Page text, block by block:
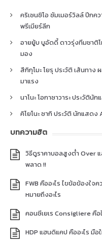
คริเซนซิโอ ซัมเมอร์วิลล์ ปีกค
พรีเมียร์ลีก
อายยู้บ บูอัดดี้ ดาวรุ่งทีมชาติ
มอง
สึกิกุโมะ โยรุ ประวัติ เส้นทา
มาแรง
นาโนะ โอกาซาวาระ ประวัตินั
คิโยโนะ ซากิ ประวัติ นักแสด
บทความฮิต
วิธีดูราคาบอลสูงต่ำ Over
พลาด !!
FWB คืออะไร ไขข้อข้องใ
หมายถึงอะไร
คอนซีเยเร Consigliere คือ
HDP แฮนดิแคป คืออะไร มื